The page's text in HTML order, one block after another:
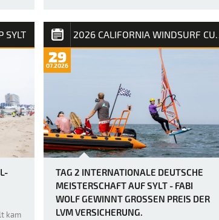
F…
Wettfahr…
SYLT
kam
2026
29
07.2026
TAG 2 INTERNATIONALE DEUTSCHE
MEISTERSCHAFT AUF SYLT - FABI
WOLF GEWINNT GROSSEN PREIS DER L
VM VERSICHERUNG.